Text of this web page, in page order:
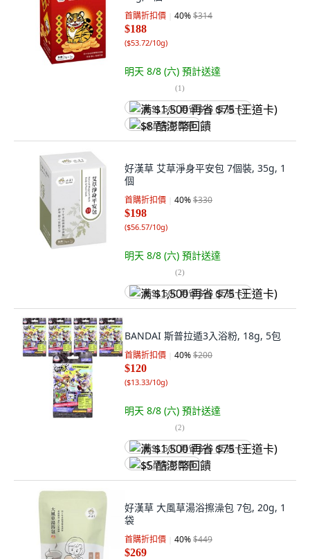
首購折扣價 40%$314
$188
($53.72/10g)
明天 8/8 (六) 預計送達
(1)
满 $1,500 再省 $75 (王道卡)
$8 酷澎幣回饋
好漢草 艾草淨身平安包 7個裝, 35g, 1
個
首購折扣價 40%$330
$198
($56.57/10g)
明天 8/8 (六) 預計送達
(2)
满 $1,500 再省 $75 (王道卡)
BANDAI 斯普拉遁3入浴粉, 18g, 5包
首購折扣價 40%$200
$120
($13.33/10g)
明天 8/8 (六) 預計送達
(2)
满 $1,500 再省 $75 (王道卡)
$5 酷澎幣回饋
好漢草 大風草湯浴擦澡包 7包, 20g, 1
袋
首購折扣價 40%$449
$269